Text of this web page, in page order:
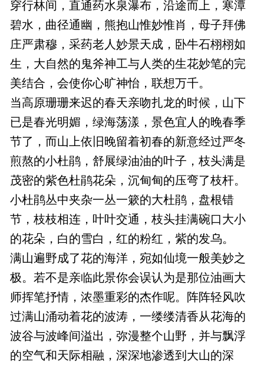
穿行林间，直通药水泉瀑布，沿途而上，寒潭
碧水，曲径通幽，熊抱山惟妙惟肖，母子拜佛
庄严肃穆，采药老人妙景天成，卧牛石栩栩如
生，大自然的鬼斧神工与人类的生花妙笔的完
美结合，会使你心旷神怡，联想万千。
当高原珊珊来迟的春天亲吻扎龙的时候，山下
已是春光明媚，绿海荡漾，景色宜人的晚春季
节了，而山上依旧晚留着初春的新意经过严冬
煎熬的小杜鹃，舒展绿油油的叶子，枝头满是
茂密的紫色杜鹃花朵，沉甸甸的压弯了枝杆。
小杜鹃丛中夹杂一丛一簌的大杜鹃，盘根错
节，枝枝相连，叶叶交通，枝头挂满碗口大小
的花朵，白的雪白，红的粉红，紫的发乌。
满山遍野成了花的海洋，宛如仙境一般美妙之
极。若不是亲临此景你会误认为是那位油画大
师挥笔抒情，浓墨重彩的杰作呢。阵阵轻风吹
过满山涌动着花的波涛，一缕缕清香从花海的
波谷与波峰间溢出，弥漫整个山野，并与飘浮
的空气和天际相融，深深地渗透到大山的深